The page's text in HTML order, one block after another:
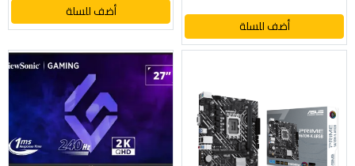
أضف للسلة
أضف للسلة